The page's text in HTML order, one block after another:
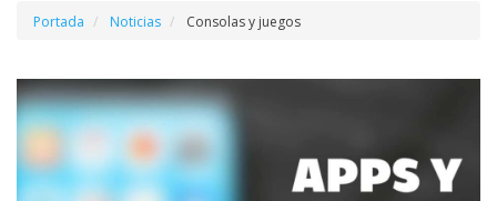
Móviles
Ofertas
Apps
Portada Noticias Consolas y juegos